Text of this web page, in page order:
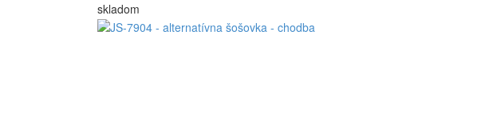
skladom